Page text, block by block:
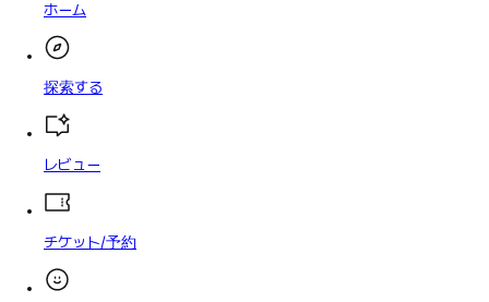
ホーム
探索する
レビュー
チケット/予約